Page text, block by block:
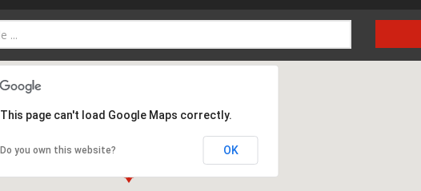
This page can't load Google Maps correctly.
Do you own this website? OK